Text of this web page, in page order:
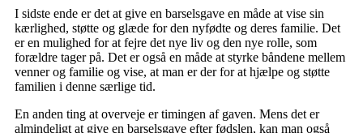
I sidste ende er det at give en barselsgave en måde at vise sin
kærlighed, støtte og glæde for den nyfødte og deres familie. Det
er en mulighed for at fejre det nye liv og den nye rolle, som
forældre tager på. Det er også en måde at styrke båndene mellem
venner og familie og vise, at man er der for at hjælpe og støtte
familien i denne særlige tid.
En anden ting at overveje er timingen af ​​gaven. Mens det er
almindeligt at give en barselsgave efter fødslen, kan man også